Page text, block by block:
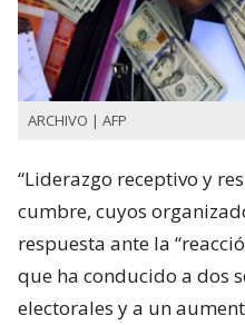
ARCHIVO | AFP
“Liderazgo receptivo y
cumbre, cuyos
respuesta ante la
que ha conducido a dos
electorales y a un